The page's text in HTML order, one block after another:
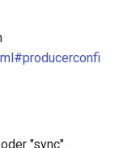
"sync".